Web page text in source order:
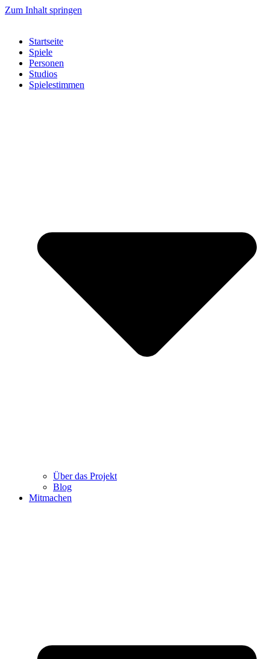
Zum Inhalt springen
Startseite
Spiele
Personen
Studios
Spielestimmen
Über das Projekt
Blog
Mitmachen